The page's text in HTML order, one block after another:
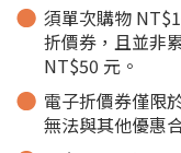
須單次購物
折價券，且並非
NT$50 元。
電子折價券僅限
無法與其他優惠